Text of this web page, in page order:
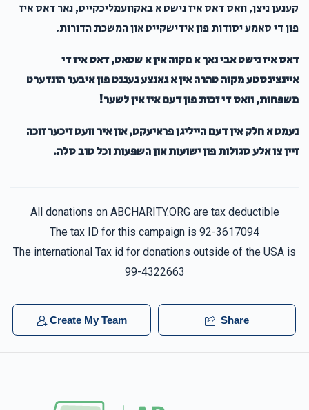
קענען ניצן, וואס דאס איז נישט א באקוועמליכקייט, נאר דאס איז
פון די סאמע יסודות פון אידישקייט און המשכת הדורות.
דאס איז נישט אבי נאך א מקוה אין א שטאט, דאס איז די
איינציגסטע מקוה טהרה אין א גאנצע געגנט פון איבער הונדערט
משפחות, וואס די זכות פון דעם איז אין לשער!
נעמט א חלק אין דעם הייליגן פראיעקט, און איר וועט זיכער זוכה
זיין צו אלע סגולות פון ישועות און השפעות וכל טוב סלה.
All donations on ABCHARITY.ORG are tax deductible
The tax ID for this campaign is 92-3617094
The international Tax id for donations outside of the USA is
99-4322663
Create My Team Share